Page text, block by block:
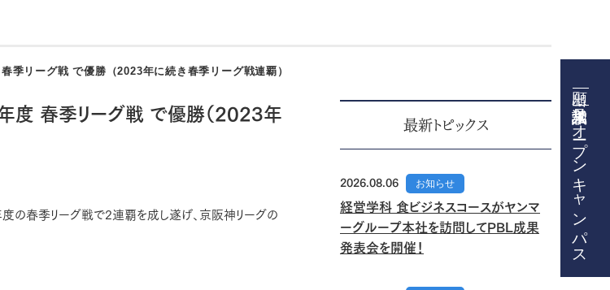
オープンキャンパス
季リーグ戦 で優勝（2023年に続き春季リーグ戦連覇）
春季リーグ戦 で優勝（2023年
の春季リーグ戦で2連覇を成し遂げ、京阪神リーグの
最新トピックス
2026.08.06 お知らせ
経営学科 食ビジネスコースがヤンマ
ーグループ本社を訪問してPBL成果
発表会を開催！